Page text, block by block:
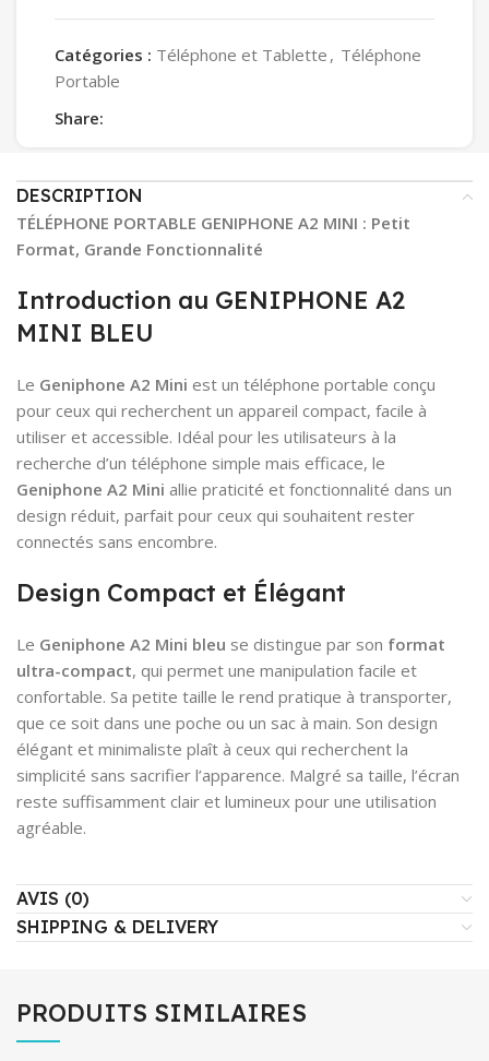
Catégories : Téléphone et Tablette , Téléphone
Portable
Share:
DESCRIPTION
TÉLÉPHONE PORTABLE GENIPHONE A2 MINI : Petit
Format, Grande Fonctionnalité
Introduction au GENIPHONE A2
MINI BLEU
Le Geniphone A2 Mini est un téléphone portable conçu
pour ceux qui recherchent un appareil compact, facile à
utiliser et accessible. Idéal pour les utilisateurs à la
recherche d’un téléphone simple mais efficace, le
Geniphone A2 Mini allie praticité et fonctionnalité dans un
design réduit, parfait pour ceux qui souhaitent rester
connectés sans encombre.
Design Compact et Élégant
Le Geniphone A2 Mini bleu se distingue par son format
ultra-compact, qui permet une manipulation facile et
confortable. Sa petite taille le rend pratique à transporter,
que ce soit dans une poche ou un sac à main. Son design
élégant et minimaliste plaît à ceux qui recherchent la
simplicité sans sacrifier l’apparence. Malgré sa taille, l’écran
reste suffisamment clair et lumineux pour une utilisation
agréable.
AVIS (0)
SHIPPING & DELIVERY
PRODUITS SIMILAIRES